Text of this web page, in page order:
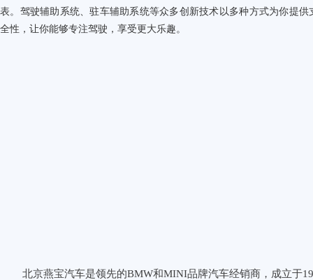
表。驾驶辅助系统、驻车辅助系统等众多创新技术以多种方式为你提
全性，让你能够专注驾驶，享受更大乐趣。
北京燕宝汽车是领先的BMW和MINI品牌汽车经销商，成立于